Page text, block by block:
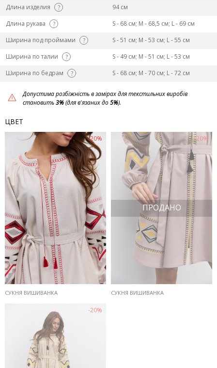
Длина изделия
?
94 см
Длина рукава
?
S - 68 см; M - 68,5 см; L - 69 см
Ширина под проймами
?
S - 51 см; M - 53 см; L - 55 см
Ширина по талии
?
S - 49 см; M - 51 см; L - 53 см
Ширина по бедрам
? S - 68 см; M - 70 см; L - 72 см
Допустима розбіжність в замірах для текстильних виробів
становить3%(для в'язаних до5%).
ЦВЕТ
-20%
СУКНЯ ВИШИВАНКА
-20%
ПРОДАНО
СУКНЯ ВИШИВАНКА
-20%